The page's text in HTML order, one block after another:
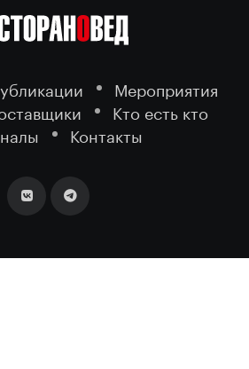
Мероприятия
Кто есть кто
Контакты